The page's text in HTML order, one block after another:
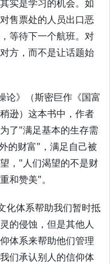
实是学习的机会。如
售票处的人员出口恶
等待下一个航班。对
方，而不是让话题始
论》（斯密巨作《国富
逊）这本书中，作者
了"满足基本的生存需
的财富"，满足自己被
，"人们渴望的不是财
和赞美"。
化体系帮助我们暂时抵
的侵蚀，但是其他人
体系来帮助他们管理
们承认别人的信仰体